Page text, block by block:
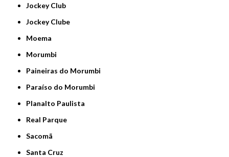
Jockey Club
Jockey Clube
Moema
Morumbi
Paineiras do Morumbi
Paraíso do Morumbi
Planalto Paulista
Real Parque
Sacomã
Santa Cruz